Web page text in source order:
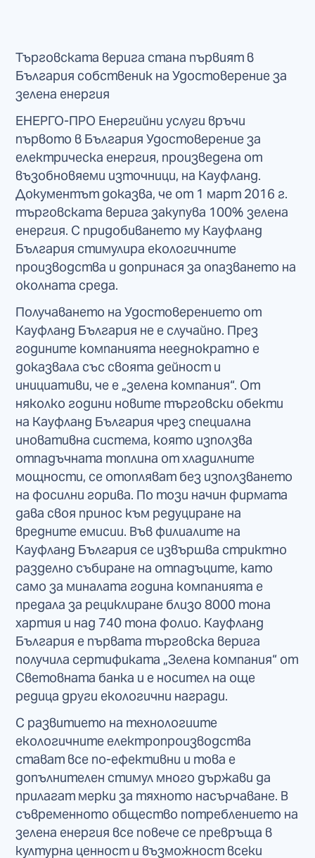
Търговската верига стана първият в
България собственик на Удостоверение за
зелена енергия
ЕНЕРГО-ПРО Енергийни услуги връчи
първото в България Удостоверение за
електрическа енергия, произведена от
възобновяеми източници, на Кауфланд.
Документът доказва, че от 1 март 2016 г.
търговската верига закупува 100% зелена
енергия. С придобиването му Кауфланд
България стимулира екологичните
производства и допринася за опазването на
околната среда.
Получаването на Удостоверението от
Кауфланд България не е случайно. През
годините компанията нееднократно е
доказвала със своята дейност и
инициативи, че е „зелена компания“. От
няколко години новите търговски обекти
на Кауфланд България чрез специална
иновативна система, която използва
отпадъчната топлина от хладилните
мощности, се отопляват без използването
на фосилни горива. По този начин фирмата
дава своя принос към редуциране на
вредните емисии. Във филиалите на
Кауфланд България се извършва стриктно
разделно събиране на отпадъците, като
само за миналата година компанията е
предала за рециклиране близо 8000 тона
хартия и над 740 тона фолио. Кауфланд
България е първата търговска верига
получила сертификата „Зелена компания“ от
Световната банка и е носител на още
редица други екологични награди.
С развитието на технологиите
екологичните електропроизводства
стават все по-ефективни и това е
допълнителен стимул много държави да
прилагат мерки за тяхното насърчаване. В
съвременното общество потреблението на
зелена енергия все повече се превръща в
културна ценност и възможност всеки